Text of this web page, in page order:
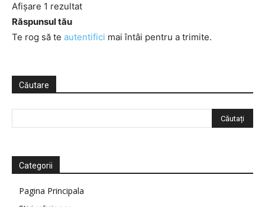
Afișare 1 rezultat
Răspunsul tău
Te rog să te autentifici mai întâi pentru a trimite.
Căutare
Categorii
Pagina Principala